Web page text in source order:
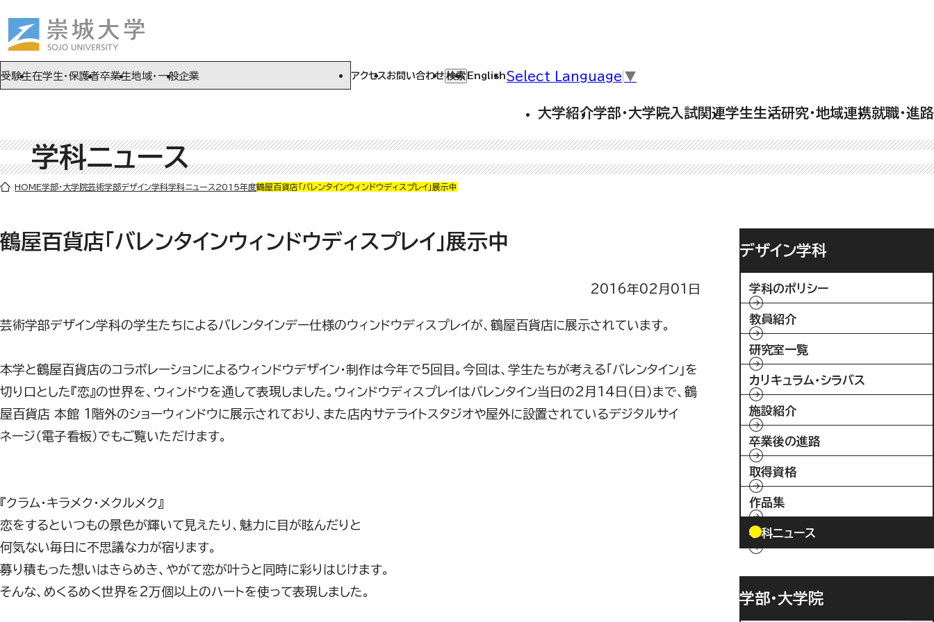
本文(c)へ
受験生在学生・保護者卒業生地域・一般企業 アクセスお問い合わせ 検索 English Select Language ▼
大学紹介学部・大学院 入試関連学生生活研究・地域連携就職・進路
ここから本文です。
学科ニュース
HOME学部・大学院芸術学部デザイン学科学科ニュース 2015年度鶴屋百貨店「バレンタインウィンドウディスプレイ」展示中
鶴屋百貨店「バレンタインウィンドウディスプレイ」展示中
2016年02月01日
芸術学部デザイン学科の学生たちによるバレンタインデー仕様のウィンドウディスプレイが、鶴屋百貨店に展示されています。
本学と鶴屋百貨店のコラボレーションによるウィンドウデザイン・制作は今年で5回目。今回は、学生たちが考える「バレンタイン」を
切り口とした『恋』の世界を、ウィンドウを通して表現しました。ウィンドウディスプレイはバレンタイン当日の2月14日（日）まで、鶴
屋百貨店 本館 1階外のショーウィンドウに展示されており、また店内サテライトスタジオや屋外に設置されているデジタルサイ
ネージ（電子看板）でもご覧いただけます。
『クラム・キラメク・メクルメク』
恋をするといつもの景色が輝いて見えたり、魅力に目が眩んだりと
何気ない毎日に不思議な力が宿ります。
募り積もった想いはきらめき、やがて恋が叶うと同時に彩りはじけます。
そんな、めくるめく世界を2万個以上のハートを使って表現しました。
デザイン学科
学科のポリシー
教員紹介
研究室一覧
カリキュラム・シラバス
施設紹介
卒業後の進路
取得資格
作品集
学科ニュース
学部・大学院